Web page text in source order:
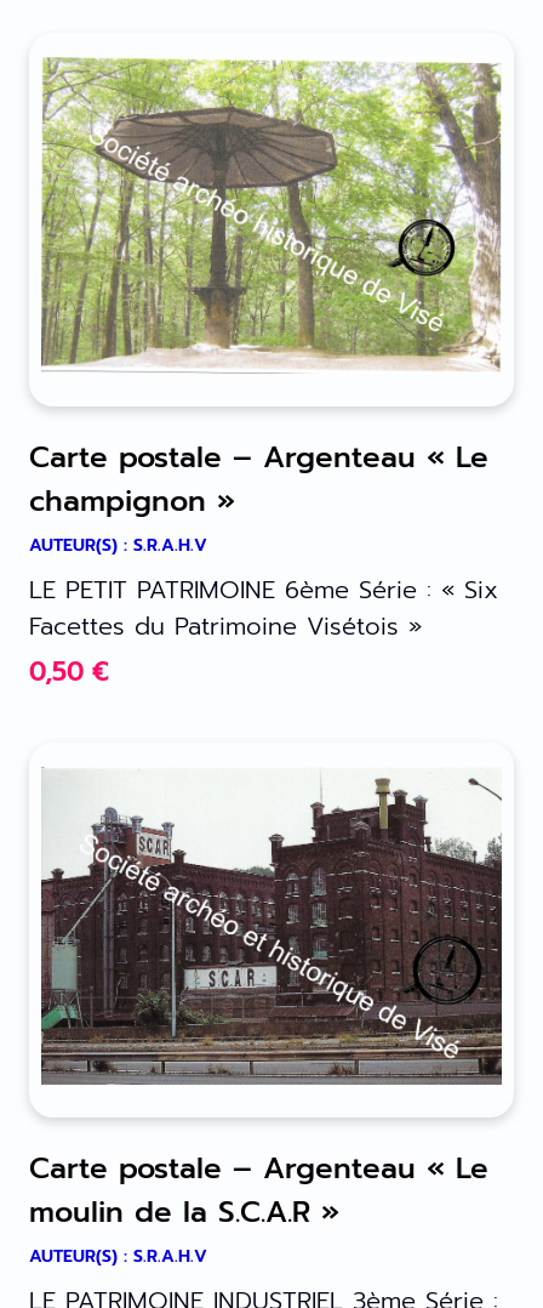
Carte postale – Argenteau « Le
champignon »
AUTEUR(S) : S.R.A.H.V
LE PETIT PATRIMOINE 6ème Série : « Six
Facettes du Patrimoine Visétois »
0,50 €
Carte postale – Argenteau « Le
moulin de la S.C.A.R »
AUTEUR(S) : S.R.A.H.V